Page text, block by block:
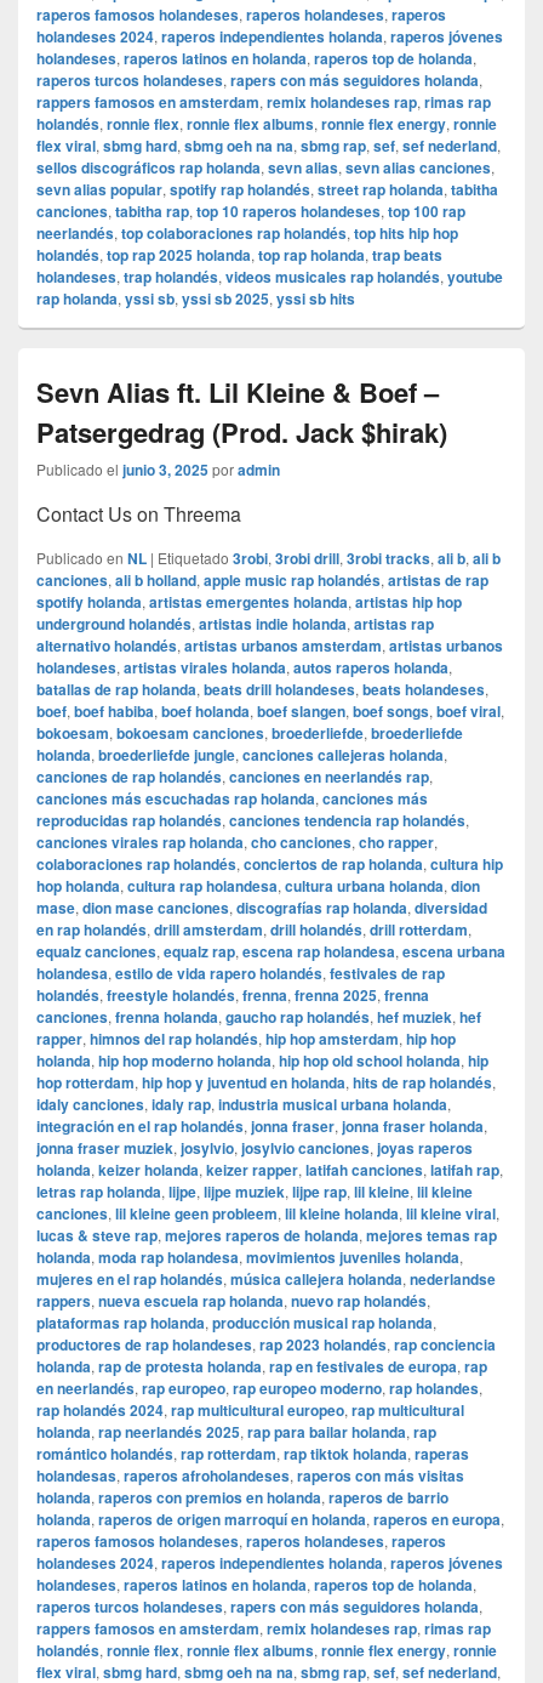
raperos famosos holandeses, raperos holandeses, raperos
holandeses 2024, raperos independientes holanda, raperos jóvenes
holandeses, raperos latinos en holanda, raperos top de holanda,
raperos turcos holandeses, rapers con más seguidores holanda,
rappers famosos en amsterdam, remix holandeses rap, rimas rap
holandés, ronnie flex, ronnie flex albums, ronnie flex energy, ronnie
flex viral, sbmg hard, sbmg oeh na na, sbmg rap, sef, sef nederland,
sellos discográficos rap holanda, sevn alias, sevn alias canciones,
sevn alias popular, spotify rap holandés, street rap holanda, tabitha
canciones, tabitha rap, top 10 raperos holandeses, top 100 rap
neerlandés, top colaboraciones rap holandés, top hits hip hop
holandés, top rap 2025 holanda, top rap holanda, trap beats
holandeses, trap holandés, videos musicales rap holandés, youtube
rap holanda, yssi sb, yssi sb 2025, yssi sb hits
Sevn Alias ft. Lil Kleine & Boef –
Patsergedrag (Prod. Jack $hirak)
Publicado el junio 3, 2025poradmin
Contact Us on Threema
Publicado en NL | Etiquetado 3robi, 3robi drill, 3robi tracks, ali b, ali b
canciones, ali b holland, apple music rap holandés, artistas de rap
spotify holanda, artistas emergentes holanda, artistas hip hop
underground holandés, artistas indie holanda, artistas rap
alternativo holandés, artistas urbanos amsterdam, artistas urbanos
holandeses, artistas virales holanda, autos raperos holanda,
batallas de rap holanda, beats drill holandeses, beats holandeses,
boef, boef habiba, boef holanda, boef slangen, boef songs, boef viral,
bokoesam, bokoesam canciones, broederliefde, broederliefde
holanda, broederliefde jungle, canciones callejeras holanda,
canciones de rap holandés, canciones en neerlandés rap,
canciones más escuchadas rap holanda, canciones más
reproducidas rap holandés, canciones tendencia rap holandés,
canciones virales rap holanda, cho canciones, cho rapper,
colaboraciones rap holandés, conciertos de rap holanda, cultura hip
hop holanda, cultura rap holandesa, cultura urbana holanda, dion
mase, dion mase canciones, discografías rap holanda, diversidad
en rap holandés, drill amsterdam, drill holandés, drill rotterdam,
equalz canciones, equalz rap, escena rap holandesa, escena urbana
holandesa, estilo de vida rapero holandés, festivales de rap
holandés, freestyle holandés, frenna, frenna 2025, frenna
canciones, frenna holanda, gaucho rap holandés, hef muziek, hef
rapper, himnos del rap holandés, hip hop amsterdam, hip hop
holanda, hip hop moderno holanda, hip hop old school holanda, hip
hop rotterdam, hip hop y juventud en holanda, hits de rap holandés,
idaly canciones, idaly rap, industria musical urbana holanda,
integración en el rap holandés, jonna fraser, jonna fraser holanda,
jonna fraser muziek, josylvio, josylvio canciones, joyas raperos
holanda, keizer holanda, keizer rapper, latifah canciones, latifah rap,
letras rap holanda, lijpe, lijpe muziek, lijpe rap, lil kleine, lil kleine
canciones, lil kleine geen probleem, lil kleine holanda, lil kleine viral,
lucas & steve rap, mejores raperos de holanda, mejores temas rap
holanda, moda rap holandesa, movimientos juveniles holanda,
mujeres en el rap holandés, música callejera holanda, nederlandse
rappers, nueva escuela rap holanda, nuevo rap holandés,
plataformas rap holanda, producción musical rap holanda,
productores de rap holandeses, rap 2023 holandés, rap conciencia
holanda, rap de protesta holanda, rap en festivales de europa, rap
en neerlandés, rap europeo, rap europeo moderno, rap holandes,
rap holandés 2024, rap multicultural europeo, rap multicultural
holanda, rap neerlandés 2025, rap para bailar holanda, rap
romántico holandés, rap rotterdam, rap tiktok holanda, raperas
holandesas, raperos afroholandeses, raperos con más visitas
holanda, raperos con premios en holanda, raperos de barrio
holanda, raperos de origen marroquí en holanda, raperos en europa,
raperos famosos holandeses, raperos holandeses, raperos
holandeses 2024, raperos independientes holanda, raperos jóvenes
holandeses, raperos latinos en holanda, raperos top de holanda,
raperos turcos holandeses, rapers con más seguidores holanda,
rappers famosos en amsterdam, remix holandeses rap, rimas rap
holandés, ronnie flex, ronnie flex albums, ronnie flex energy, ronnie
flex viral, sbmg hard, sbmg oeh na na, sbmg rap, sef, sef nederland,